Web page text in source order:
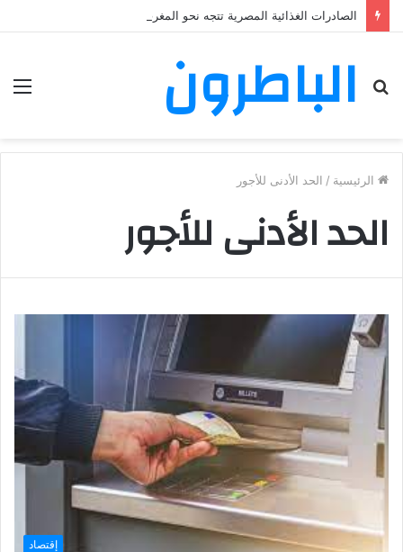
الصادرات الغذائية المصرية تتجه نحو المغرب في حملة توسع جديدة
الباطرون
الرئيسية / الحد الأدنى للأجور
الحد الأدنى للأجور
إقتصاد